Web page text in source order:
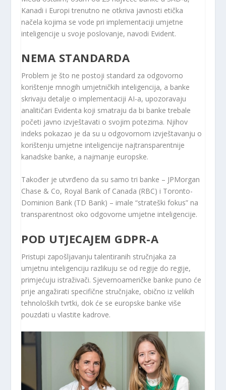
Kanadi i Europi trenutno ne otkriva javnosti etička
načela kojima se vode pri implementaciji umjetne
inteligencije u svoje poslovanje, navodi Evident.
NEMA STANDARDA
Problem je što ne postoji standard za odgovorno
korištenje mnogih umjetničkih inteligencija, a banke
skrivaju detalje o implementaciji AI-a, upozoravaju
analitičari Evidenta koji smatraju da bi banke trebale
početi javno izvještavati o svojim potezima. Njihov
indeks pokazao je da su u odgovornom izvještavanju o
korištenju umjetne inteligencije najtransparentnije
kanadske banke, a najmanje europske.
Također je utvrđeno da su samo tri banke – JPMorgan
Chase & Co, Royal Bank of Canada (RBC) i Toronto-
Dominion Bank (TD Bank) – imale “strateški fokus” na
transparentnost oko odgovorne umjetne inteligencije.
POD UTJECAJEM GDPR-A
Pristupi zapošljavanju talentiranih stručnjaka za
umjetnu inteligenciju razlikuju se od regije do regije,
primjećuju istraživači. Sjevernoameričke banke puno će
prije angažirati specifične stručnjake, obično iz velikih
tehnoloških tvrtki, dok će se europske banke više
pouzdati u vlastite kadrove.